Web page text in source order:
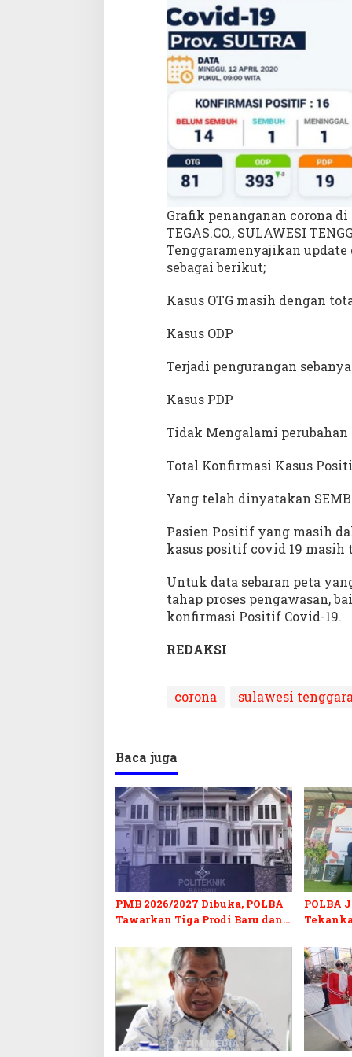
d
i
S
l
w
e
i
T
g
g
a
r
Grafik penanganan corona
TEGAS.CO., SULAWESI
Tenggaramenyajikan update
sebagai berikut;
Kasus OTG masih dengan
Kasus ODP
Terjadi pengurangan
Kasus PDP
Tidak Mengalami perubahan
Total Konfirmasi Kasus
Yang telah dinyatakan
Pasien Positif yang masih
kasus positif covid 19 masih
Untuk data sebaran peta
tahap proses pengawasan,
konfirmasi Positif Covid-19.
REDAKSI
corona sulawesi tenggara
Baca juga
PMB 2026/2027 Dibuka, POLBA
Tawarkan Tiga Prodi Baru dan
POLBA